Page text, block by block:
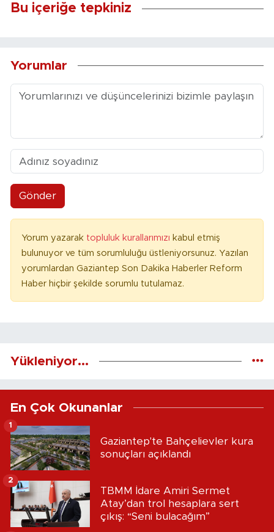
Bu içeriğe tepkiniz
Yorumlar
Gönder
Yorum yazarak topluluk kurallarımızı kabul etmiş
bulunuyor ve tüm sorumluluğu üstleniyorsunuz. Yazılan
yorumlardan Gaziantep Son Dakika Haberler Reform
Haber hiçbir şekilde sorumlu tutulamaz.
Yükleniyor...
En Çok Okunanlar
Gaziantep'te Bahçelievler kura
sonuçları açıklandı
1
TBMM İdare Amiri Sermet
Atay’dan trol hesaplara sert
çıkış: “Seni bulacağım”
2